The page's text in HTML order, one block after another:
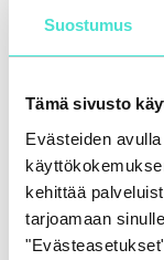
Suostumus
Tämä sivusto
Evästeiden
kehittää
tarjoamaan
IFRS | Kirja
86,00€ (+ alv)
LISÄÄ